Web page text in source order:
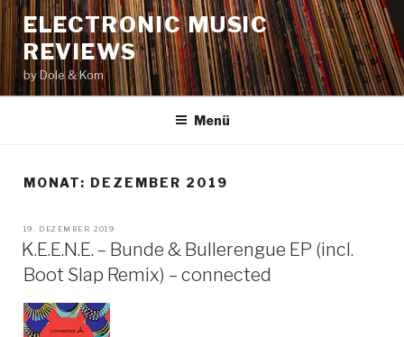
Zum
Inhalt
springen
ELECTRONIC MUSIC
REVIEWS
by Dole & Kom
Menü
MONAT: DEZEMBER 2019
VERÖFFENTLICHT
19. DEZEMBER 2019
K.E.E.N.E. – Bunde & Bullerengue EP (incl.
Boot Slap Remix) – connected